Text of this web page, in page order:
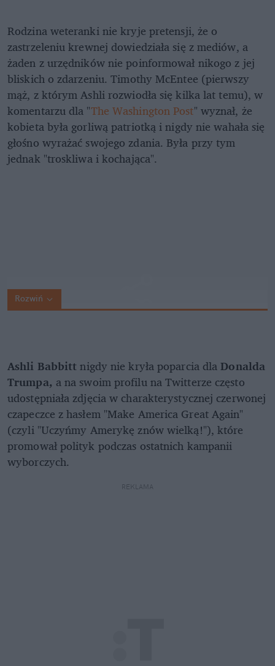
Rodzina weteranki nie kryje pretensji, że o
zastrzeleniu krewnej dowiedziała się z mediów, a
żaden z urzędników nie poinformował nikogo z jej
bliskich o zdarzeniu. Timothy McEntee (pierwszy
mąż, z którym Ashli rozwiodła się kilka lat temu), w
komentarzu dla "The Washington Post" wyznał, że
kobieta była gorliwą patriotką i nigdy nie wahała się
głośno wyrażać swojego zdania. Była przy tym
jednak "troskliwa i kochająca".
Rozwiń
Ashli Babbittnigdy nie kryła poparcia dlaDonalda
Trumpa, a na swoim profilu na Twitterze często
udostępniała zdjęcia w charakterystycznej czerwonej
czapeczce z hasłem "Make America Great Again"
(czyli "Uczyńmy Amerykę znów wielką!"), które
promował polityk podczas ostatnich kampanii
wyborczych.
REKLAMA